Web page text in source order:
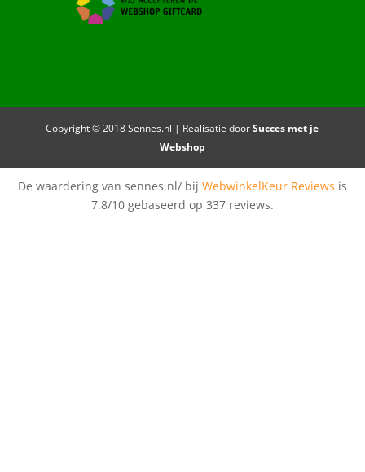
Copyright © 2018 Sennes.nl | Realisatie doorSucces met je
Webshop
De waardering van sennes.nl/ bij WebwinkelKeur Reviews is
7.8/10 gebaseerd op 337 reviews.